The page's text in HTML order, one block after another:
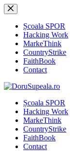
Sari
la
conținutȘcoala SPOR
Hacking Work
MarkeThink
CountryStrike
FaithBook
Contact
Școala SPOR
Hacking Work
MarkeThink
CountryStrike
FaithBook
Contact